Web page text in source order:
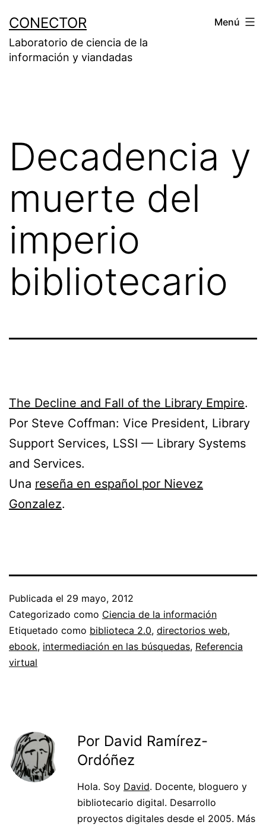
contenido
CONECTOR
Laboratorio de ciencia de la
información y viandadas
Menú
Decadencia y
muerte del
imperio
bibliotecario
The Decline and Fall of the Library Empire.
Por Steve Coffman: Vice President, Library
Support Services, LSSI — Library Systems
and Services.
Una reseña en español por Nievez
Gonzalez.
Publicada el 29 mayo, 2012
Categorizado como Ciencia de la información
Etiquetado como biblioteca 2.0, directorios web,
ebook, intermediación en las búsquedas, Referencia
virtual
Por David Ramírez-
Ordóñez
Hola. Soy David. Docente, bloguero y
bibliotecario digital. Desarrollo
proyectos digitales desde el 2005. Más